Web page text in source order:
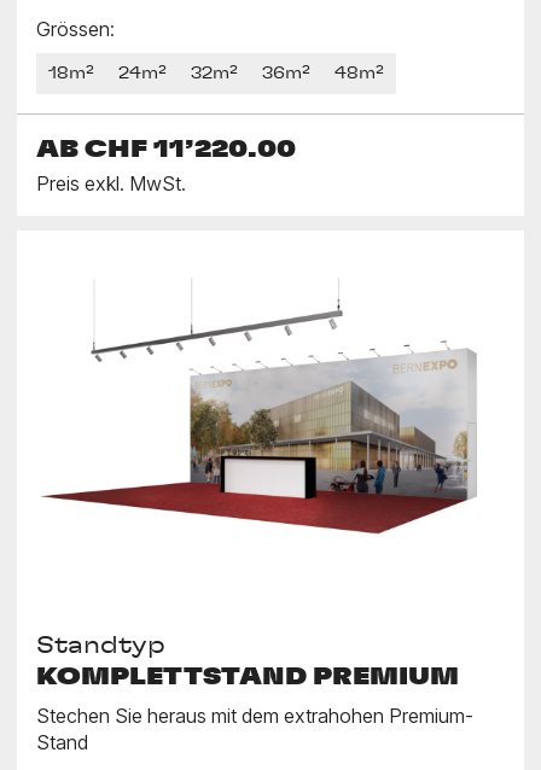
Grössen:
18m² 24m² 32m² 36m² 48m²
AB CHF 11’220.00
Preis exkl. MwSt.
Standtyp
KOMPLETTSTAND PREMIUM
Stechen Sie heraus mit dem extrahohen Premium-
Stand